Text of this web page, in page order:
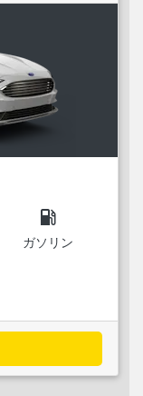
local_gas_station
ガソリン